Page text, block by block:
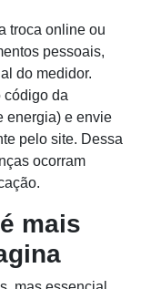
troca online ou
pessoais,
do medidor.
código da
energia) e envie
pelo site. Dessa
ocorram
mais